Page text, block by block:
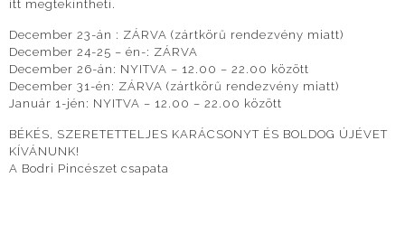
itt megtekintheti.
December 23-án : ZÁRVA (zártkörű rendezvény miatt)
December 24-25 – én-: ZÁRVA
December 26-án: NYITVA – 12.00 – 22.00 között
December 31-én: ZÁRVA (zártkörű rendezvény miatt)
Január 1-jén: NYITVA – 12.00 – 22.00 között
BÉKÉS, SZERETETTELJES KARÁCSONYT ÉS BOLDOG ÚJÉVET
KÍVÁNUNK!
A Bodri Pincészet csapata